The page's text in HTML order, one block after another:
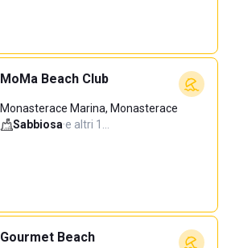
MoMa Beach Club
Monasterace Marina, Monasterace
Sabbiosa·e altri 1…
Gourmet Beach